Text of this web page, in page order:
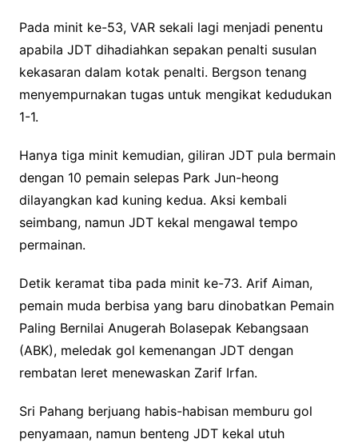
Pada minit ke-53, VAR sekali lagi menjadi penentu
apabila JDT dihadiahkan sepakan penalti susulan
kekasaran dalam kotak penalti. Bergson tenang
menyempurnakan tugas untuk mengikat kedudukan
1-1.
Hanya tiga minit kemudian, giliran JDT pula bermain
dengan 10 pemain selepas Park Jun-heong
dilayangkan kad kuning kedua. Aksi kembali
seimbang, namun JDT kekal mengawal tempo
permainan.
Detik keramat tiba pada minit ke-73. Arif Aiman,
pemain muda berbisa yang baru dinobatkan Pemain
Paling Bernilai Anugerah Bolasepak Kebangsaan
(ABK), meledak gol kemenangan JDT dengan
rembatan leret menewaskan Zarif Irfan.
Sri Pahang berjuang habis-habisan memburu gol
penyamaan, namun benteng JDT kekal utuh